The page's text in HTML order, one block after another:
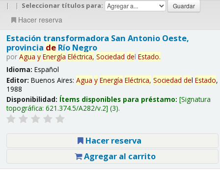
| | Seleccionar títulos para:
Hacer reserva
Estación transformadora San Antonio Oeste,
provincia deRío Negro
por Agua y Energía Eléctrica, Sociedad del Estado.
Idioma: Español
Editor: Buenos Aires: Agua y Energía Eléctrica, Sociedad del Estado,
1988
Disponibilidad: Ítems disponibles para préstamo: Signatura
topográfica: 621.374.5/A282/v.2 (3).
Hacer reserva
Agregar al carrito